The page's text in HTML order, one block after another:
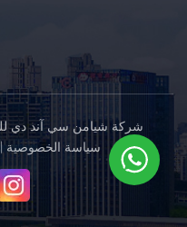
|سياسة الخصوصية